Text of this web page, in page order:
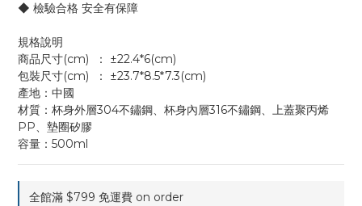
◆ 檢驗合格 安全有保障
規格說明
商品尺寸(cm)	： ±22.4*6(cm)
包裝尺寸(cm)	： ±23.7*8.5*7.3(cm)
產地：中國
材質：杯身外層304不鏽鋼、杯身內層316不鏽鋼、上蓋聚丙烯
PP、墊圈矽膠
容量：500ml
全館滿 $799 免運費 on order